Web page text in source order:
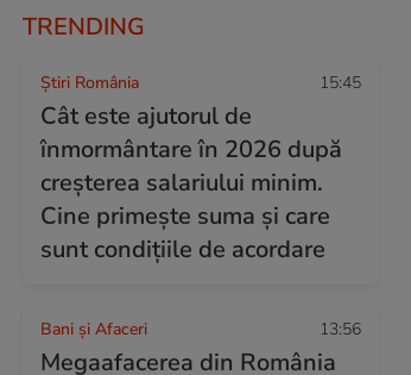
TRENDING
Știri România 15:45
Cât este ajutorul de
înmormântare în 2026 după
creșterea salariului minim.
Cine primește suma și care
sunt condițiile de acordare
Bani și Afaceri 13:56
Megaafacerea din România